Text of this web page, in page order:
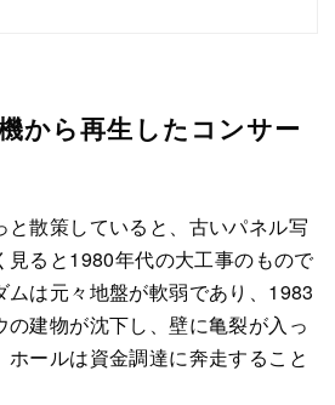
から再生したコンサー
と散策していると、古いパネル写
見ると1980年代の大工事のもので
ムは元々地盤が軟弱であり、1983
建物が沈下し、壁に亀裂が入っ
ールは資金調達に奔走すること